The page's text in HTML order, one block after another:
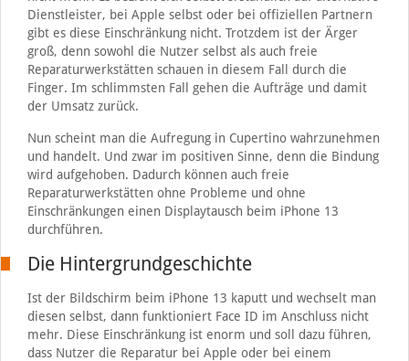
Dienstleister, bei Apple selbst oder bei offiziellen Partnern
gibt es diese Einschränkung nicht. Trotzdem ist der Ärger
groß, denn sowohl die Nutzer selbst als auch freie
Reparaturwerkstätten schauen in diesem Fall durch die
Finger. Im schlimmsten Fall gehen die Aufträge und damit
der Umsatz zurück.
Nun scheint man die Aufregung in Cupertino wahrzunehmen
und handelt. Und zwar im positiven Sinne, denn die Bindung
wird aufgehoben. Dadurch können auch freie
Reparaturwerkstätten ohne Probleme und ohne
Einschränkungen einen Displaytausch beim iPhone 13
durchführen.
Die Hintergrundgeschichte
Ist der Bildschirm beim iPhone 13 kaputt und wechselt man
diesen selbst, dann funktioniert Face ID im Anschluss nicht
mehr. Diese Einschränkung ist enorm und soll dazu führen,
dass Nutzer die Reparatur bei Apple oder bei einem